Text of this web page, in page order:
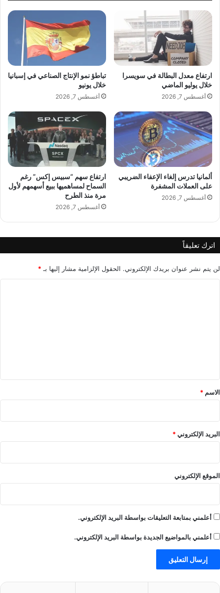
و
ل
ي
ل
ع
ه
د
س
ط
ا
ل
ب
ح
ر
ق
د
ل
ل
ك
و
ت
4
.
5
3
%
ف
ي
م
ارتفاع معدل البطالة في سويسرا
خلال يوليو الماضي
أغسطس 7, 2026
تباطؤ نمو الإنتاج الصناعي في إسبانيا
خلال يونيو
أغسطس 7, 2026
ألمانيا تدرس إلغاء الإعفاء الضريبي
على العملات المشفرة
أغسطس 7, 2026
ارتفاع سهم “سبيس إكس” رغم
السماح لمساهميها ببيع أسهمهم لأول
مرة منذ الطرح
أغسطس 7, 2026
اترك تعليقاً
لن يتم نشر عنوان بريدك الإلكتروني. الحقول الإلزامية مشار إليها بـ *
*
الاسم *
البريد الإلكتروني*
الموقع الإلكتروني
أعلمني بمتابعة التعليقات بواسطة البريد الإلكتروني.
أعلمني بالمواضيع الجديدة بواسطة البريد الإلكتروني.